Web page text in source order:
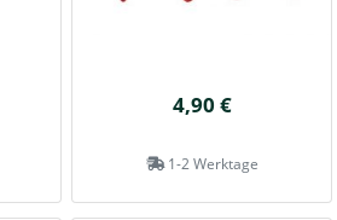
4,90 €
1-2 Werktage